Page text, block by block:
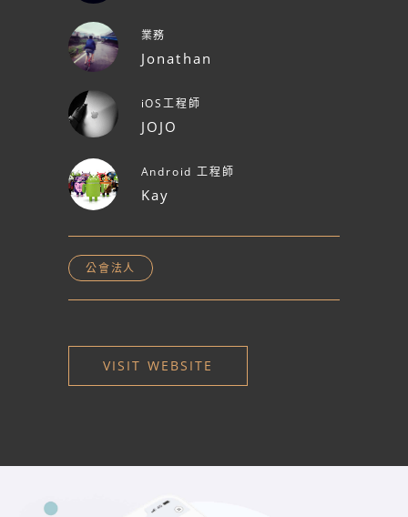
業務
Jonathan
iOS工程師
JOJO
Android 工程師
Kay
公會法人
VISIT WEBSITE